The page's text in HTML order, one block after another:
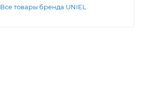
Все товары бренда UNIEL